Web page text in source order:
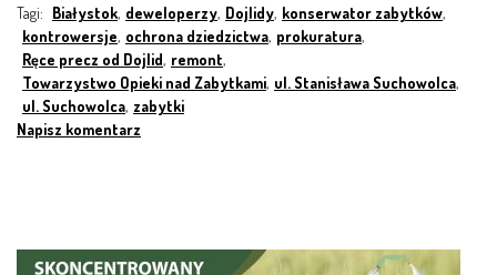
Tagi: Białystok, deweloperzy, Dojlidy, konserwator zabytków,
kontrowersje, ochrona dziedzictwa, prokuratura,
Ręce precz od Dojlid, remont,
Towarzystwo Opieki nad Zabytkami, ul. Stanisława Suchowolca,
ul. Suchowolca, zabytki
Napisz komentarz